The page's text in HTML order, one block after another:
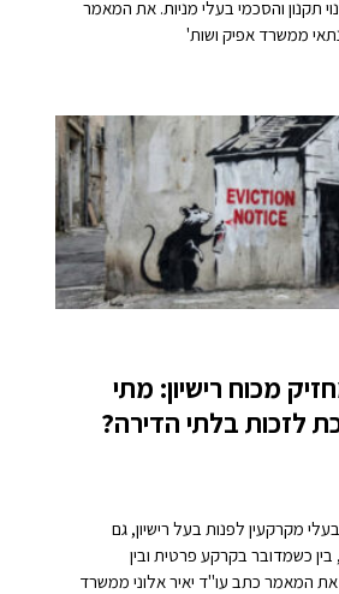
תקנון והסכמי בעלי מניות. את המאמר
ממשרד אפיק ושות'
מכוח רישיון: מתי
לזכות בלתי הדירה?
מקרקעין לפנות בעל רישיון, גם
כשמדובר בקרקע פרטית ובין
המאמר כתב עו"ד יאיר אלוני ממשרד